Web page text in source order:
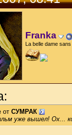
Franka
La belle dame
от СУМРАК
уже вышел! Ох...